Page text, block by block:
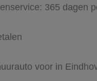
365 dagen
voor in